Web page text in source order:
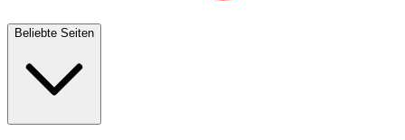
Beliebte Seiten